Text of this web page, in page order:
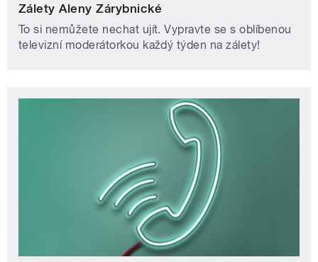
Zálety Aleny Zárybnické
To si nemůžete nechat ujít. Vypravte se s oblíbenou
televizní moderátorkou každý týden na zálety!